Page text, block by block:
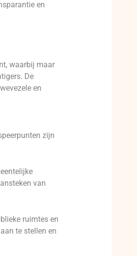
en
waarbij maar
De
en
zijn
van
ruimtes en
te stellen en